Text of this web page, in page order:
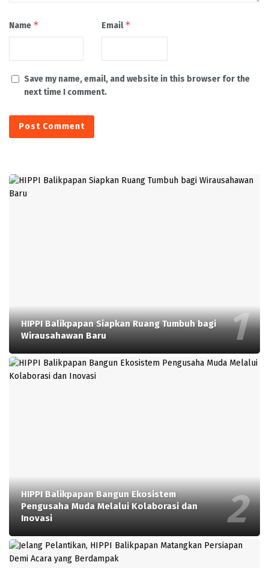
Name * Email*
Save my name, email, and website in this browser for the
next time I comment.
HIPPI Balikpapan Siapkan Ruang Tumbuh bagi
Wirausahawan Baru
HIPPI Balikpapan Bangun Ekosistem
Pengusaha Muda Melalui Kolaborasi dan
Inovasi